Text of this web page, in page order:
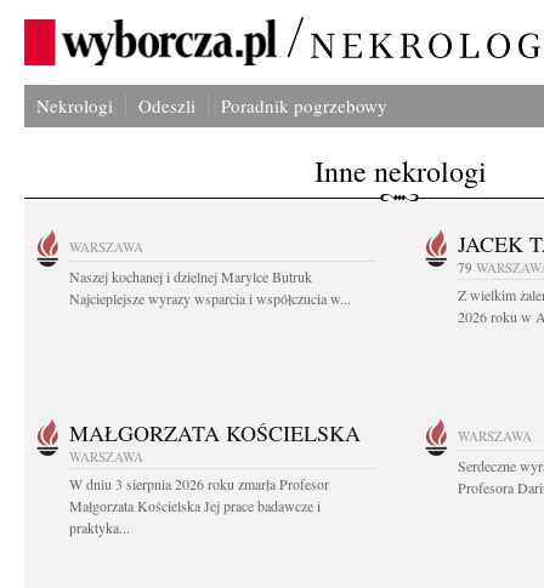
Nekrologi Odeszli Poradnik pogrzebowy
Inne nekrologi
WARSZAWA
Naszej kochanej i dzielnej Marylce Butruk
Najcieplejsze wyrazy wsparcia i współczucia w...
JACEK
79
Z wielkim
2026 roku w
MAŁGORZATA KOŚCIELSKA
WARSZAWA
W dniu 3 sierpnia 2026 roku zmarła Profesor
Małgorzata Kościelska Jej prace badawcze i
praktyka...
WARSZAWA
Serdeczne
Profesora